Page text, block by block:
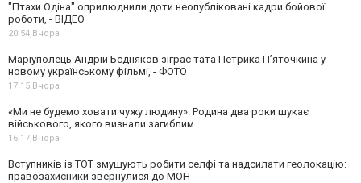
"Птахи Одіна" оприлюднили доти неопубліковані кадри бойової
роботи, - ВІДЕО
20:54,Вчора
Маріуполець Андрій Бєдняков зіграє тата Петрика П’яточкина у
новому українському фільмі, - ФОТО
17:15,Вчора
«Ми не будемо ховати чужу людину». Родина два роки шукає
військового, якого визнали загиблим
16:17,Вчора
Вступників із ТОТ змушують робити селфі та надсилати геолокацію:
правозахисники звернулися до МОН